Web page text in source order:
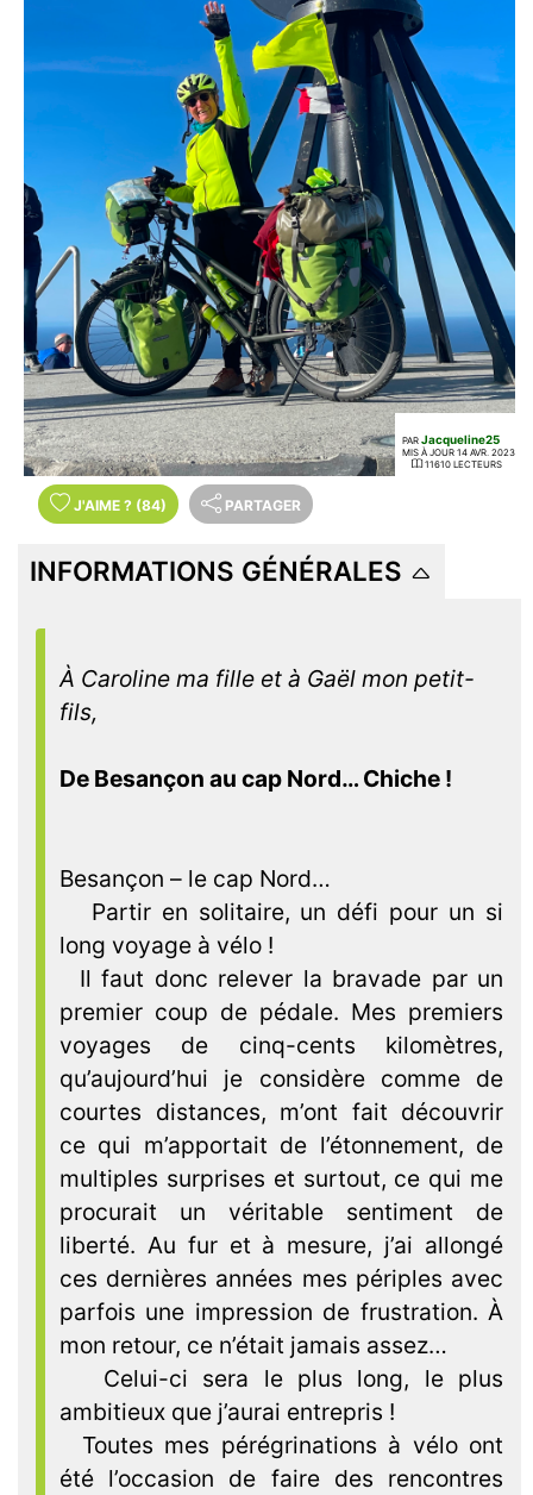
PAR Jacqueline25
MIS À JOUR 14 AVR. 2023
11610 LECTEURS
J'AIME ? (84) PARTAGER
INFORMATIONS GÉNÉRALES
À Caroline ma fille et à Gaël mon petit-
fils,
De Besançon au cap Nord… Chiche !
Besançon – le cap Nord…
Partir en solitaire, un défi pour un si
long voyage à vélo !
Il faut donc relever la bravade par un
premier coup de pédale. Mes premiers
voyages de cinq-cents kilomètres,
qu’aujourd’hui je considère comme de
courtes distances, m’ont fait découvrir
ce qui m’apportait de l’étonnement, de
multiples surprises et surtout, ce qui me
procurait un véritable sentiment de
liberté. Au fur et à mesure, j’ai allongé
ces dernières années mes périples avec
parfois une impression de frustration. À
mon retour, ce n’était jamais assez…
Celui-ci sera le plus long, le plus
ambitieux que j’aurai entrepris !
Toutes mes pérégrinations à vélo ont
été l’occasion de faire des rencontres